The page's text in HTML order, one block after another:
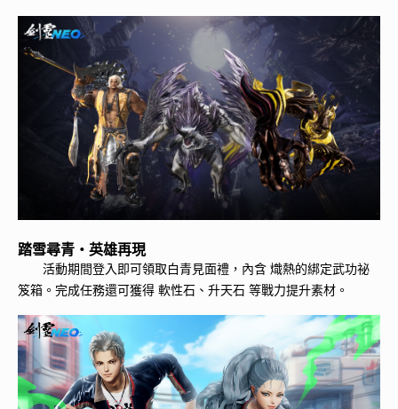
踏雪尋青・英雄再現
活動期間登入即可領取白青見面禮，內含 熾熱的綁定武功祕
笈箱。完成任務還可獲得 軟性石、升天石 等戰力提升素材。